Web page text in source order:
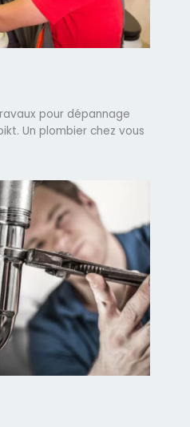
pour dépannage
Un plombier chez vous